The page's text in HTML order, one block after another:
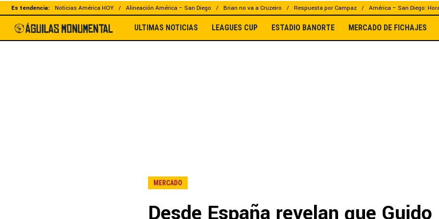
Es tendencia: Noticias América HOY Alineación América – San Diego Brian no va a Cruzeiro Respuesta por Campaz América – San Diego:
ULTIMAS NOTICIAS LEAGUES CUP ESTADIO BANORTE MERCADO DE FICHAJES
MERCADO
Desde España revelan que Guido